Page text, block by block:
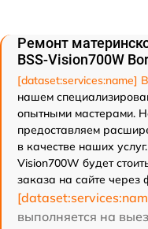
Ремонт
BSS-Vision700W
[dataset:services:name]
нашем
опытными мастерами.
предоставляем
в качестве наших
Vision700W будет
заказа на сайте через
выполняется на